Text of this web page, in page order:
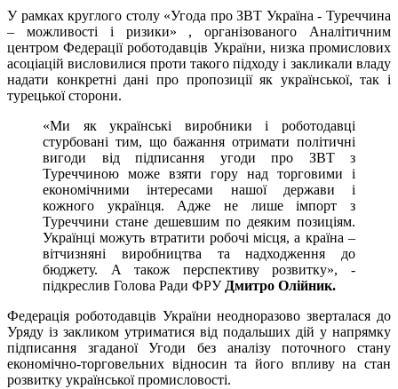
У рамках круглого столу «Угода про ЗВТ Україна - Туреччина
– можливості і ризики» , організованого Аналітичним
центром Федерації роботодавців України, низка промислових
асоціацій висловилися проти такого підходу і закликали владу
надати конкретні дані про пропозиції як української, так і
турецької сторони.
«Ми як українські виробники і роботодавці
стурбовані тим, що бажання отримати політичні
вигоди від підписання угоди про ЗВТ з
Туреччиною може взяти гору над торговими і
економічними інтересами нашої держави і
кожного українця. Адже не лише імпорт з
Туреччини стане дешевшим по деяким позиціям.
Українці можуть втратити робочі місця, а країна –
вітчизняні виробництва та надходження до
бюджету. А також перспективу розвитку», -
підкреслив Голова Ради ФРУДмитро Олійник.
Федерація роботодавців України неодноразово зверталася до
Уряду із закликом утриматися від подальших дій у напрямку
підписання згаданої Угоди без аналізу поточного стану
економічно-торговельних відносин та його впливу на стан
розвитку української промисловості.